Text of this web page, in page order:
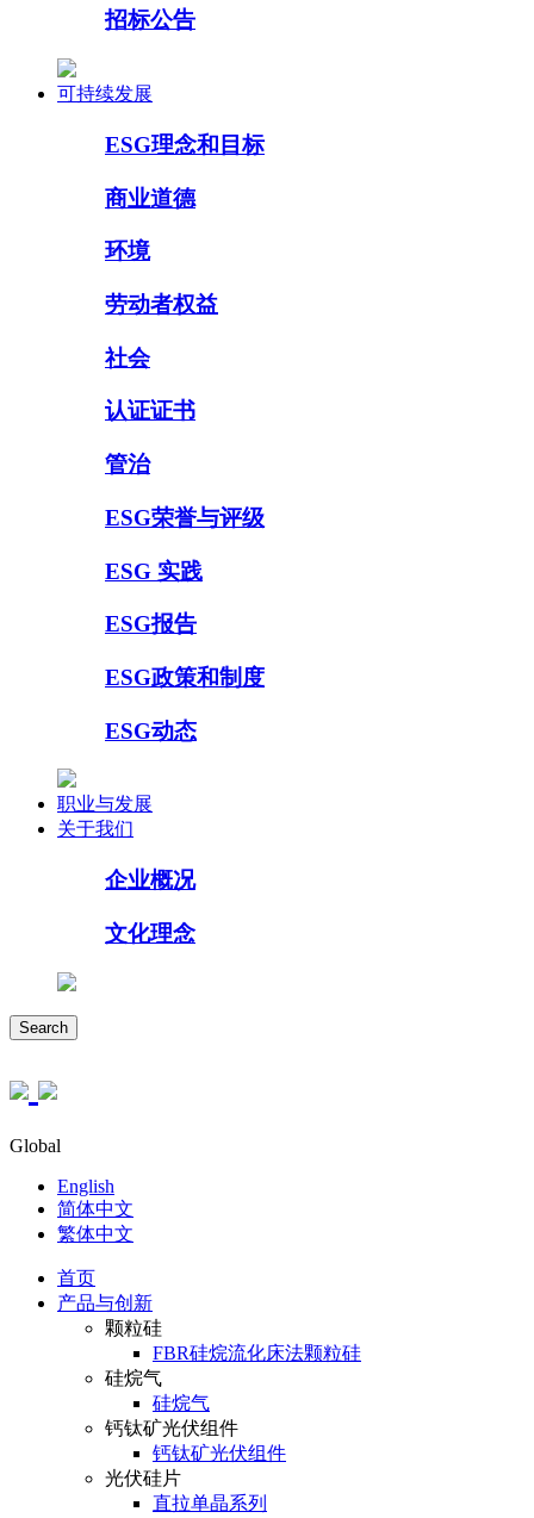
招标公告
可持续发展
ESG理念和目标
商业道德
环境
劳动者权益
社会
认证证书
管治
ESG荣誉与评级
ESG 实践
ESG报告
ESG政策和制度
ESG动态
职业与发展
关于我们
企业概况
文化理念
Search
Global
English
简体中文
繁体中文
首页
产品与创新
颗粒硅
FBR硅烷流化床法颗粒硅
硅烷气
硅烷气
钙钛矿光伏组件
钙钛矿光伏组件
光伏硅片
直拉单晶系列